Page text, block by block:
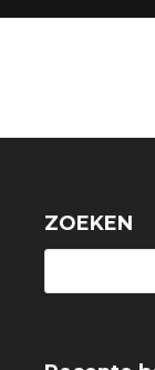
ZOEKEN